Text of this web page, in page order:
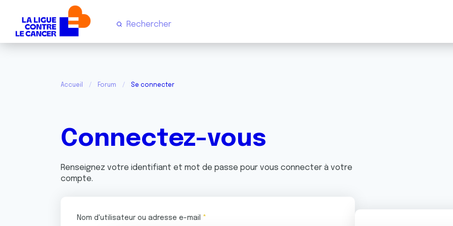
Accueil Forum Se connecter
Connectez-vous
Renseignez votre identifiant et mot de passe pour vous connecter à votre
compte.
Nom d'utilisateur ou adresse e-mail